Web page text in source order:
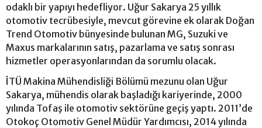
odaklı bir yapıyı hedefliyor. Uğur Sakarya 25 yıllık
otomotiv tecrübesiyle, mevcut görevine ek olarak Doğan
Trend Otomotiv bünyesinde bulunan MG, Suzuki ve
Maxus markalarının satış, pazarlama ve satış sonrası
hizmetler operasyonlarından da sorumlu olacak.
İTÜ Makina Mühendisliği Bölümü mezunu olan Uğur
Sakarya, mühendis olarak başladığı kariyerinde, 2000
yılında Tofaş ile otomotiv sektörüne geçiş yaptı. 2011’de
Otokoç Otomotiv Genel Müdür Yardımcısı, 2014 yılında